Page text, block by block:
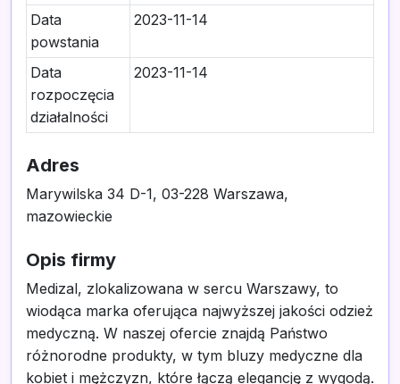
Data
powstania
2023-11-14
Data
rozpoczęcia
działalności
2023-11-14
Adres
Marywilska 34 D-1, 03-228 Warszawa,
mazowieckie
Opis firmy
Medizal, zlokalizowana w sercu Warszawy, to
wiodąca marka oferująca najwyższej jakości odzież
medyczną. W naszej ofercie znajdą Państwo
różnorodne produkty, w tym bluzy medyczne dla
kobiet i mężczyzn, które łączą elegancję z wygodą.